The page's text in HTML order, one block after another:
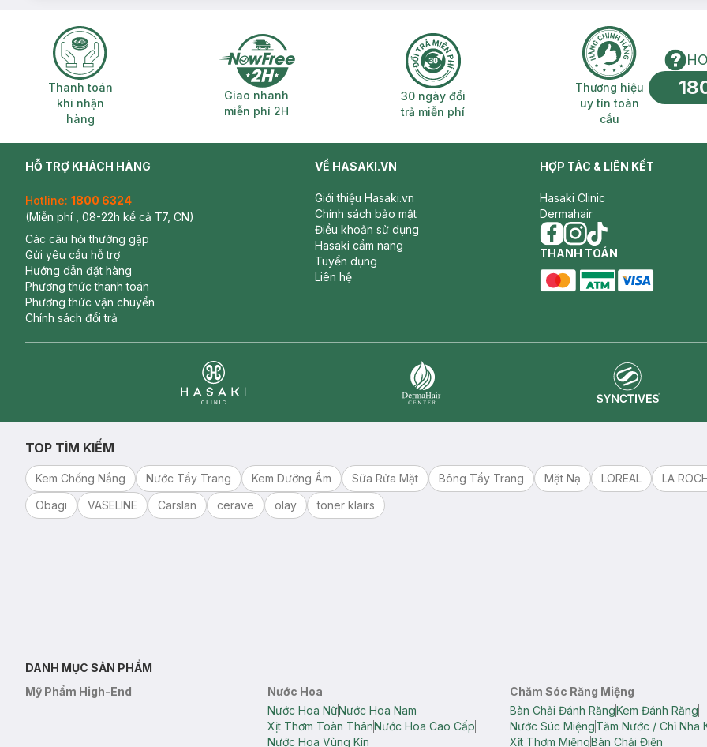
Thanh toán khi nhận hàng
Thanh toán
khi nhận
hàng
Giao nhanh miễn phí 2H
Giao nhanh
miễn phí 2H
30 ngày đổi trả miễn phí
30 ngày đổi
trả miễn phí
Thương hiệu uy
Thương hiệu
uy tín toàn
cầu
HỖ TRỢ KHÁCH HÀNG
Hotline: 1800 6324
(Miễn phí , 08-22h kể cả T7, CN)
Các câu hỏi thường gặp
Gửi yêu cầu hỗ trợ
Hướng dẫn đặt hàng
Phương thức thanh toán
Phương thức vận chuyển
Chính sách đổi trả
VỀ HASAKI.VN
Giới thiệu Hasaki.vn
Chính sách bảo mật
Điều khoản sử dụng
Hasaki cẩm nang
Tuyển dụng
Liên hệ
HỢP TÁC & LIÊN KẾT
Hasaki Clinic
Dermahair
facebook
instagram
tiktok
THANH TOÁN
TOP TÌM KIẾM
Kem Chống Nắng Nước Tẩy Trang Kem Dưỡng Ẩm Sữa Rửa Mặt Bông Tẩy Trang Mặt Nạ LOREAL LA
Obagi
VASELINE Carslan cerave olay toner klairs
DANH MỤC SẢN PHẨM
Mỹ Phẩm High-End
Nước Hoa
Nước Hoa NữNước Hoa Nam
Xịt Thơm Toàn ThânNước Hoa Cao Cấp
Nước Hoa Vùng Kín
Chăm Sóc Răng Miệng
Bàn Chải Đánh RăngKem Đánh Răng
Nước Súc MiệngTăm Nước / Chỉ Nha
Xịt Thơm MiệngBàn Chải Điện